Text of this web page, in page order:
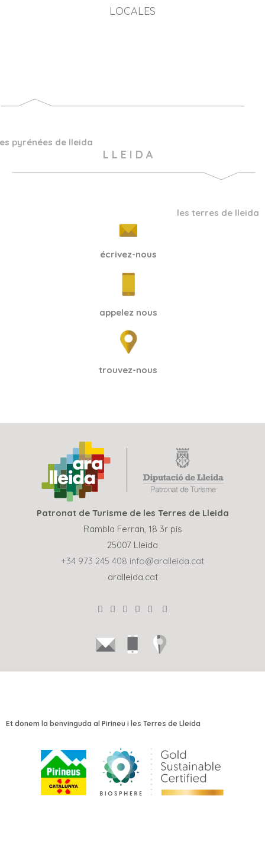
LOCALES
pyrénées de lleida
L L E I D A
les terres de lleida
écrivez-nous
appelez nous
trouvez-nous
Patronat de Turisme de les Terres de Lleida
Rambla Ferran, 18 3r pis
25007 Lleida
+34 973 245 408 info@aralleida.cat
aralleida.cat
Et donem la benvinguda al Pirineu i les Terres de Lleida